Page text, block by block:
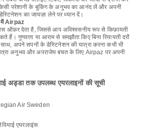
परेशानी के बुकिंग के अनुभव का आनंद लें और अपनी
का जायज़ा लेने पर ध्यान दें।
में Airpaz
ऑफ़र देता है, जिससे आप अविश्वसनीय रूप से किफ़ायती
गुणवत्ता या आराम से समझौता किए बिना रियायती दरों
अपने सपनों के डेस्टिनेशन की यात्रा करना कभी भी
अनुभव और अपराजेय बचत के लिए Airpaz पर अपनी
अड्डा तक उपलब्ध एयरलाइनों की सूची
Air Sweden
एयरलाइंस